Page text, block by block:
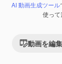
Premium
AI 動画生成ツール
使って
動画を編集